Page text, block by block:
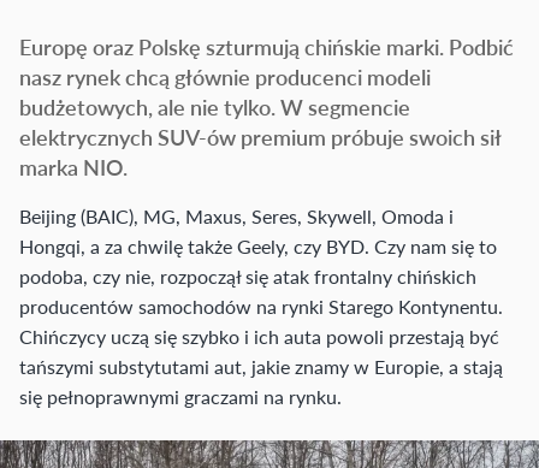
Europę oraz Polskę szturmują chińskie marki. Podbić
nasz rynek chcą głównie producenci modeli
budżetowych, ale nie tylko. W segmencie
elektrycznych SUV-ów premium próbuje swoich sił
marka NIO.
Beijing (BAIC), MG, Maxus, Seres, Skywell, Omoda i
Hongqi, a za chwilę także Geely, czy BYD. Czy nam się to
podoba, czy nie, rozpoczął się atak frontalny chińskich
producentów samochodów na rynki Starego Kontynentu.
Chińczycy uczą się szybko i ich auta powoli przestają być
tańszymi substytutami aut, jakie znamy w Europie, a stają
się pełnoprawnymi graczami na rynku.